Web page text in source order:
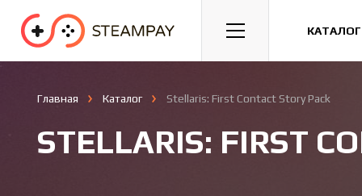
Спорт Гонки Казуальные
Главная Каталог Stellaris: First Contact Story Pack
STELLARIS: FIRST